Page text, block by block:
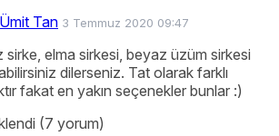
Tan 3 Temmuz 2020 09:47
sirke, elma sirkesi, beyaz üzüm sirkesi
dilerseniz. Tat olarak farklı
fakat en yakın seçenekler bunlar :)
(7 yorum)